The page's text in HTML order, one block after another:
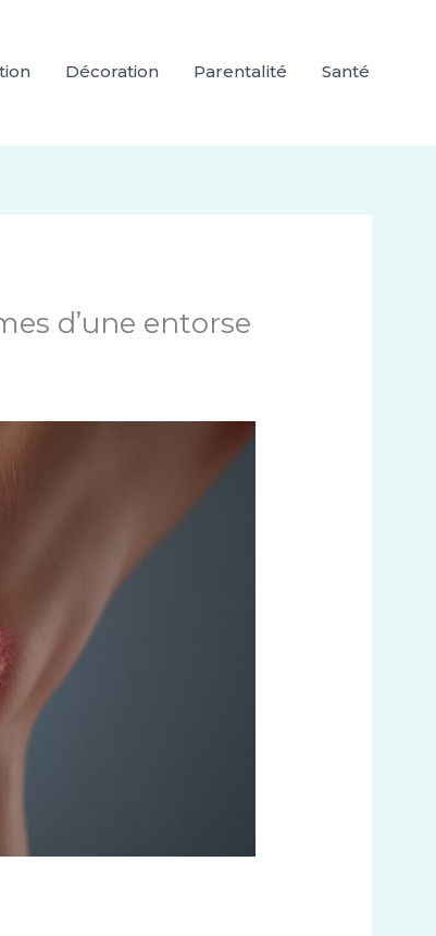
Décoration Parentalité Santé
d’une entorse